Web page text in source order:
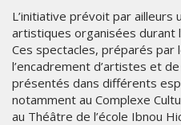
L’initiative prévoit par
artistiques organisées durant
Ces spectacles, préparés
l’encadrement d’artistes et
présentés dans différents
notamment au Complexe
au Théâtre de l’école Ibnou